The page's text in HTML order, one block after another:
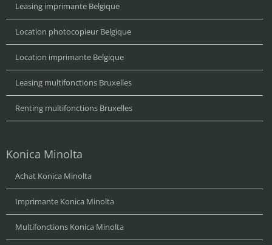
Leasing imprimante Belgique
Location photocopieur Belgique
Location imprimante Belgique
Leasing multifonctions Bruxelles
Renting multifonctions Bruxelles
Konica Minolta
Achat Konica Minolta
Imprimante Konica Minolta
Multifonctions Konica Minolta